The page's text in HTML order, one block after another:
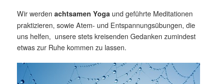
Wir werdenachtsamen Yoga und geführte Meditationen
praktizieren, sowie Atem- und Entspannungsübungen, die
uns helfen, unsere stets kreisenden Gedanken zumindest
etwas zur Ruhe kommen zu lassen.